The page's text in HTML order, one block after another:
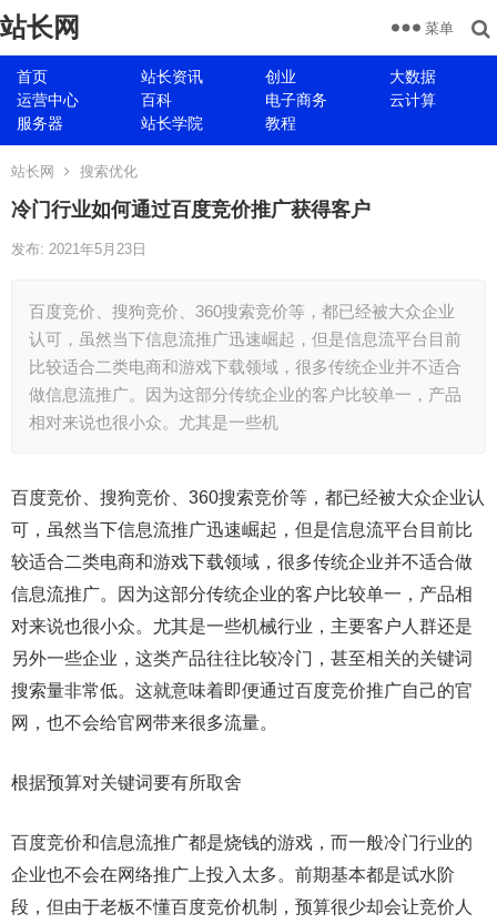
站长网
首页 站长资讯 创业
大数据
运营中心
百科 电子商务
云计算
服务器
站长学院 教程
菜单
站长网 搜索优化
冷门行业如何通过百度竞价推广获得客户
发布: 2021年5月23日
百度竞价、搜狗竞价、360搜索竞价等，都已经被大众企业
认可，虽然当下信息流推广迅速崛起，但是信息流平台目前
比较适合二类电商和游戏下载领域，很多传统企业并不适合
做信息流推广。因为这部分传统企业的客户比较单一，产品
相对来说也很小众。尤其是一些机
百度竞价、搜狗竞价、360搜索竞价等，都已经被大众企业认
可，虽然当下信息流推广迅速崛起，但是信息流平台目前比
较适合二类电商和游戏下载领域，很多传统企业并不适合做
信息流推广。因为这部分传统企业的客户比较单一，产品相
对来说也很小众。尤其是一些机械行业，主要客户人群还是
另外一些企业，这类产品往往比较冷门，甚至相关的关键词
搜索量非常低。这就意味着即便通过百度竞价推广自己的官
网，也不会给官网带来很多流量。
根据预算对关键词要有所取舍
百度竞价和信息流推广都是烧钱的游戏，而一般冷门行业的
企业也不会在网络推广上投入太多。前期基本都是试水阶
段，但由于老板不懂百度竞价机制，预算很少却会让竞价人